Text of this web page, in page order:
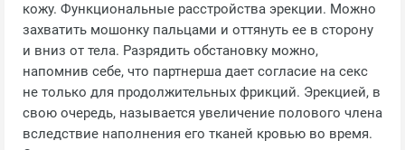
кожу. Функциональные расстройства эрекции. Можно
захватить мошонку пальцами и оттянуть ее в сторону
и вниз от тела. Разрядить обстановку можно,
напомнив себе, что партнерша дает согласие на секс
не только для продолжительных фрикций. Эрекцией, в
свою очередь, называется увеличение полового члена
вследствие наполнения его тканей кровью во время.